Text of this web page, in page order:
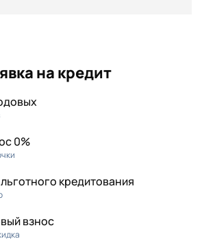
на кредит
0%
кредитования
взнос